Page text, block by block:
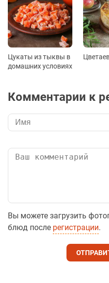
Цукаты из тыквы в
домашних условиях
Комментарии к
Вы можете загрузить
блюд после регистрации.